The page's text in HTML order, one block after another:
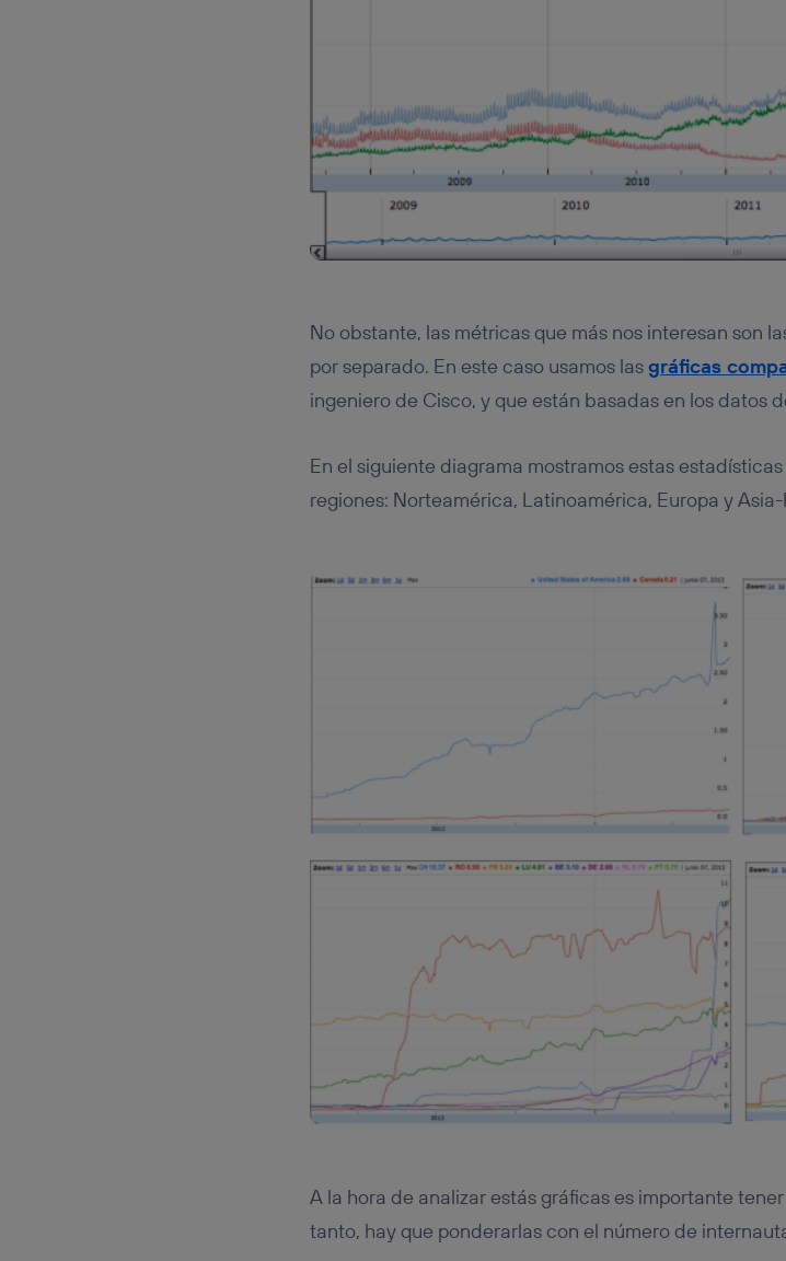
No obstante, las métricas que más nos interesan son
por separado. En este caso usamos lasgráficas
ingeniero de Cisco, y que están basadas en los datos
En el siguiente diagrama mostramos estas
regiones: Norteamérica, Latinoamérica, Europa y
A la hora de analizar estás gráficas es importante
tanto, hay que ponderarlas con el número de